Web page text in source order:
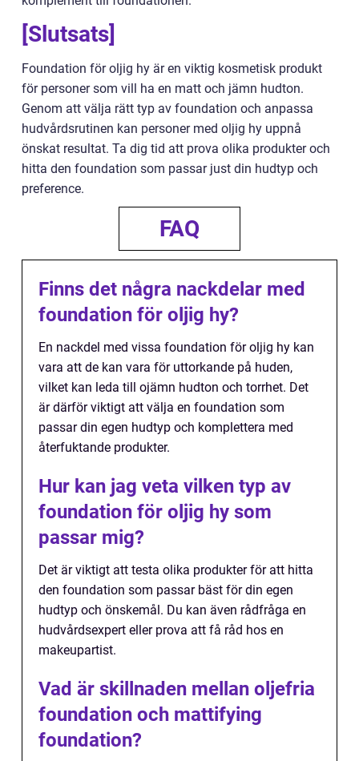
[Slutsats]
Foundation för oljig hy är en viktig kosmetisk produkt
för personer som vill ha en matt och jämn hudton.
Genom att välja rätt typ av foundation och anpassa
hudvårdsrutinen kan personer med oljig hy uppnå
önskat resultat. Ta dig tid att prova olika produkter och
hitta den foundation som passar just din hudtyp och
preference.
FAQ
Finns det några nackdelar med
foundation för oljig hy?
En nackdel med vissa foundation för oljig hy kan
vara att de kan vara för uttorkande på huden,
vilket kan leda till ojämn hudton och torrhet. Det
är därför viktigt att välja en foundation som
passar din egen hudtyp och komplettera med
återfuktande produkter.
Hur kan jag veta vilken typ av
foundation för oljig hy som
passar mig?
Det är viktigt att testa olika produkter för att hitta
den foundation som passar bäst för din egen
hudtyp och önskemål. Du kan även rådfråga en
hudvårdsexpert eller prova att få råd hos en
makeupartist.
Vad är skillnaden mellan oljefria
foundation och mattifying
foundation?